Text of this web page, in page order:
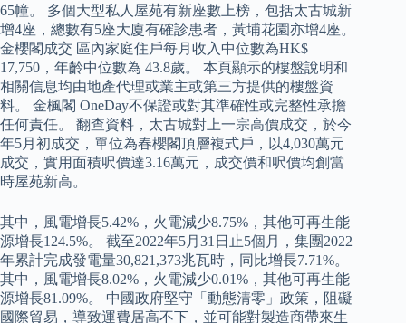
65幢。 多個大型私人屋苑有新座數上榜，包括太古城新
增4座，總數有5座大廈有確診患者，黃埔花園亦增4座。
金櫻閣成交 區內家庭住戶每月收入中位數為HK$
17,750，年齡中位數為 43.8歲。 本頁顯示的樓盤說明和
相關信息均由地產代理或業主或第三方提供的樓盤資
料。 金楓閣 OneDay不保證或對其準確性或完整性承擔
任何責任。 翻查資料，太古城對上一宗高價成交，於今
年5月初成交，單位為春櫻閣頂層複式戶，以4,030萬元
成交，實用面積呎價達3.16萬元，成交價和呎價均創當
時屋苑新高。
其中，風電增長5.42%，火電減少8.75%，其他可再生能
源增長124.5%。 截至2022年5月31日止5個月，集團2022
年累計完成發電量30,821,373兆瓦時，同比增長7.71%。
其中，風電增長8.02%，火電減少0.01%，其他可再生能
源增長81.09%。 中國政府堅守「動態清零」政策，阻礙
國際貿易，導致運費居高不下，並可能對製造商帶來生